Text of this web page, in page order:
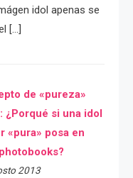
idol apenas se
[…]
de «pureza»
¿Porqué si una idol
«pura» posa en
2013